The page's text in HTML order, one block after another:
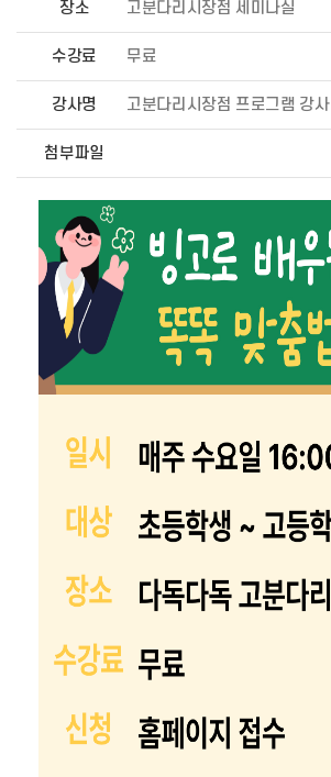
장소 고분다리시장점 세미나실
수강료 무료
강사명 고분다리시장점 프로그램 강사
첨부파일